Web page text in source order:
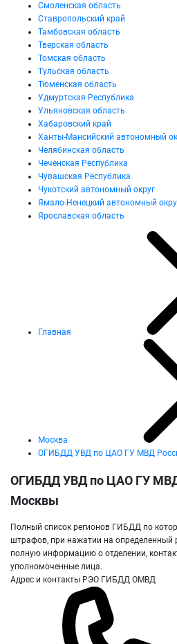
Смоленская область
Ставропольский край
Тамбовская область
Тверская область
Томская область
Тульская область
Тюменская область
Удмуртская Республика
Ульяновская область
Хабаровский край
Ханты-Мансийский автономный
Челябинская область
Чеченская Республика
Чувашская Республика
Чукотский автономный округ
Ямало-Ненецкий автономный
Ярославская область
Главная
Москва
ОГИБДД УВД по ЦАО ГУ МВД
ОГИБДД УВД по ЦАО ГУ МВД
Москвы
Полный список регионов ГИБДД по
штрафов, при нажатии на определенный
полную информацию о отделении,
уполномоченные лица.
Адрес и контакты РЭО ГИБДД ОМВД